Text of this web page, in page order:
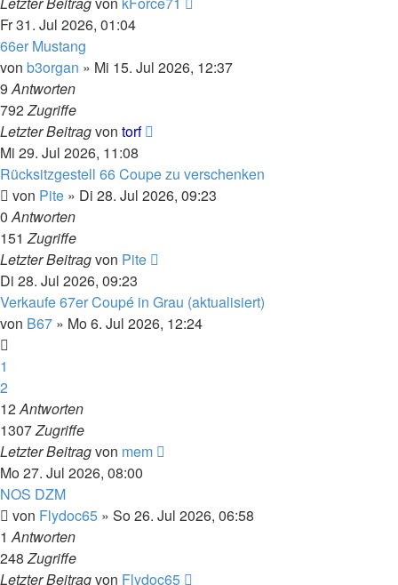
Fr 31. Jul 2026, 01:04
66er Mustang
von b3organ » Mi 15. Jul 2026, 12:37
9Antworten
792Zugriffe
Letzter Beitragvon torf
Mi 29. Jul 2026, 11:08
Rücksitzgestell 66 Coupe zu verschenken
von Pite » Di 28. Jul 2026, 09:23
0Antworten
151Zugriffe
Letzter Beitragvon Pite
Di 28. Jul 2026, 09:23
Verkaufe 67er Coupé in Grau (aktualisiert)
von B67 » Mo 6. Jul 2026, 12:24
1
2
12Antworten
1307Zugriffe
Letzter Beitragvon mem
Mo 27. Jul 2026, 08:00
NOS DZM
von Flydoc65 » So 26. Jul 2026, 06:58
1Antworten
248Zugriffe
Letzter Beitragvon Flydoc65